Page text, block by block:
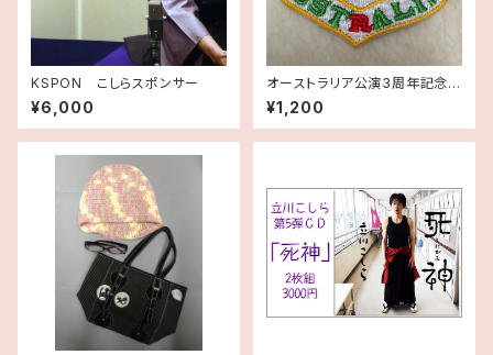
KSPON こしらスポンサー
¥6,000
オーストラリア公演3周年記念ワ
ッペン
¥1,200